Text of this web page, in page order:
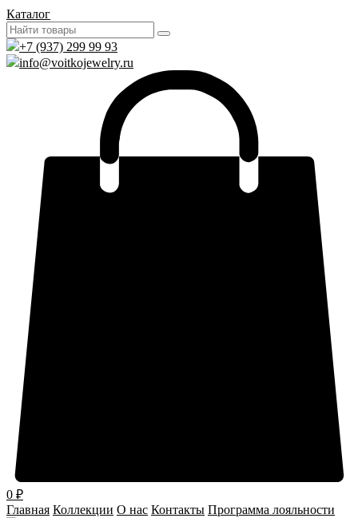
Каталог
+7 (937) 299 99 93
info@voitkojewelry.ru
0 ₽
Главная Коллекции О нас Контакты Программа лояльности